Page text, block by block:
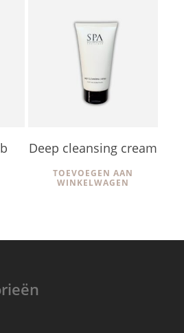
37,90
Deep cleansing cream
TOEVOEGEN AAN
WINKELWAGEN